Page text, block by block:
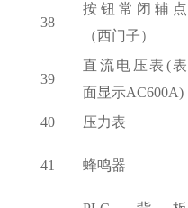
38
按钮常闭辅点
（西门子）
39
直流电压表 (表
面显示AC600A)
40 压力表
41 蜂鸣器